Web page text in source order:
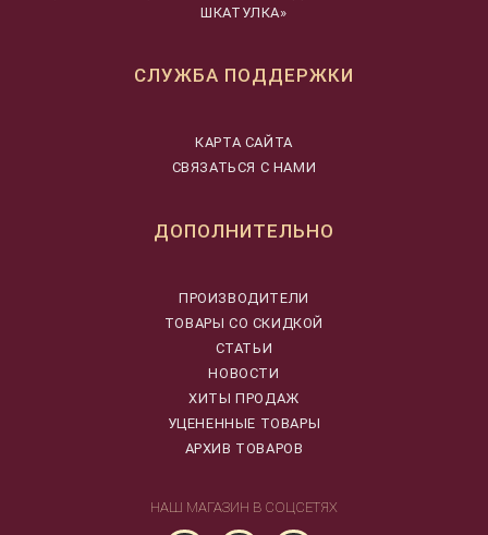
ШКАТУЛКА»
СЛУЖБА ПОДДЕРЖКИ
КАРТА САЙТА
СВЯЗАТЬСЯ С НАМИ
ДОПОЛНИТЕЛЬНО
ПРОИЗВОДИТЕЛИ
ТОВАРЫ СО СКИДКОЙ
СТАТЬИ
НОВОСТИ
ХИТЫ ПРОДАЖ
УЦЕНЕННЫЕ ТОВАРЫ
АРХИВ ТОВАРОВ
НАШ МАГАЗИН В СОЦСЕТЯХ